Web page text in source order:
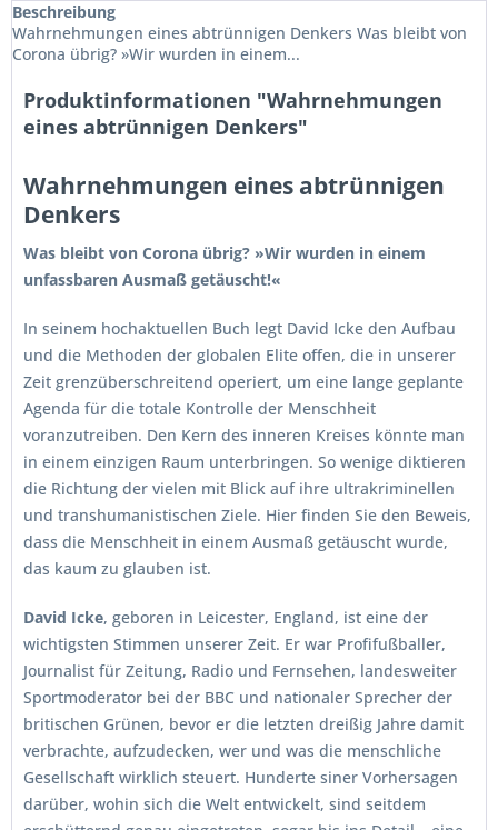
Beschreibung
Wahrnehmungen eines abtrünnigen Denkers Was bleibt von
Corona übrig? »Wir wurden in einem...
Produktinformationen "Wahrnehmungen
eines abtrünnigen Denkers"
Wahrnehmungen eines abtrünnigen
Denkers
Was bleibt von Corona übrig? »Wir wurden in einem
unfassbaren Ausmaß getäuscht!«
In seinem hochaktuellen Buch legt David Icke den Aufbau
und die Methoden der globalen Elite offen, die in unserer
Zeit grenzüberschreitend operiert, um eine lange geplante
Agenda für die totale Kontrolle der Menschheit
voranzutreiben. Den Kern des inneren Kreises könnte man
in einem einzigen Raum unterbringen. So wenige diktieren
die Richtung der vielen mit Blick auf ihre ultrakriminellen
und transhumanistischen Ziele. Hier finden Sie den Beweis,
dass die Menschheit in einem Ausmaß getäuscht wurde,
das kaum zu glauben ist.
David Icke, geboren in Leicester, England, ist eine der
wichtigsten Stimmen unserer Zeit. Er war Profifußballer,
Journalist für Zeitung, Radio und Fernsehen, landesweiter
Sportmoderator bei der BBC und nationaler Sprecher der
britischen Grünen, bevor er die letzten dreißig Jahre damit
verbrachte, aufzudecken, wer und was die menschliche
Gesellschaft wirklich steuert. Hunderte siner Vorhersagen
darüber, wohin sich die Welt entwickelt, sind seitdem